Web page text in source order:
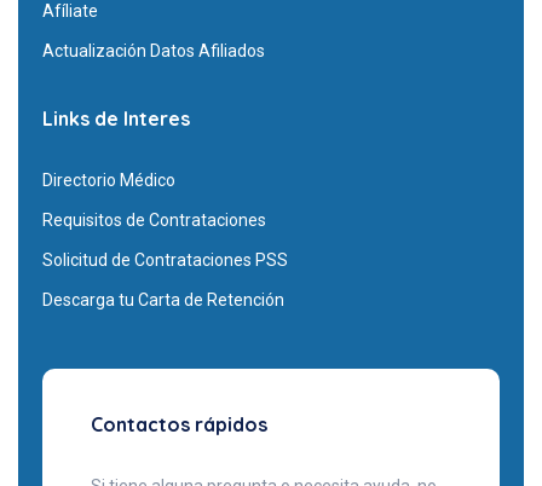
Afíliate
Actualización Datos Afiliados
Links de Interes
Directorio Médico
Requisitos de Contrataciones
Solicitud de Contrataciones PSS
Descarga tu Carta de Retención
Contactos rápidos